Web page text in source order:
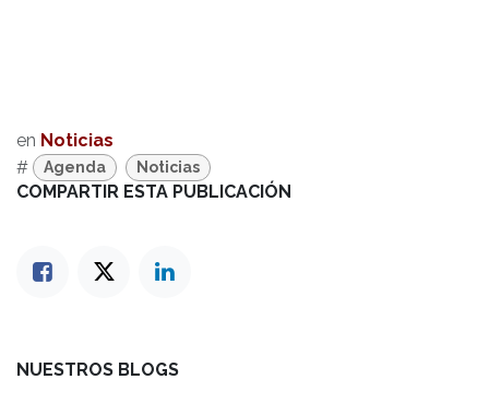
en Noticias
#
Agenda Noticias
COMPARTIR ESTA PUBLICACIÓN
NUESTROS BLOGS